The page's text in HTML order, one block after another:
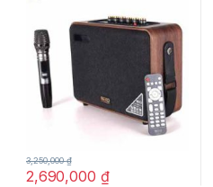
2,690,000 ₫
3,250,000₫